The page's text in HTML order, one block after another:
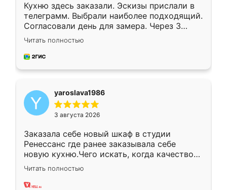
Кухню здесь заказали. Эскизы прислали в
телеграмм. Выбрали наиболее подходящий.
Согласовали день для замера. Через 3
недели кухня была уже готова. Остались
довольны работой. Спасибо Ренессанс
мебель за качественную работу!
Читать полностью
yaroslava1986
3 августа 2026
Заказала себе новый шкаф в студии
Ренессанс где ранее заказывала себе
новую кухню.Чего искать, когда качеством
вполне довольна. Служит кухня уже почти
два года, нареканий нет.
Читать полностью